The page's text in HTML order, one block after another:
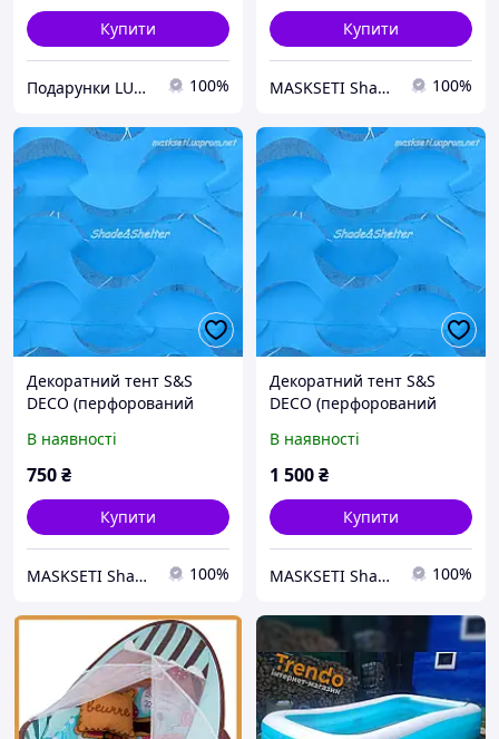
Купити
Подарунки LUX классу 100%
Купити
MASKSETI Shade&Shelter® 100%
Декоратний тент S&S
DECO (перфорований
дитячих ігрових
майданчиків) 3*3м,
В наявності
750₴
Купити
MASKSETI Shade&Shelter® 100%
Декоратний тент S&S
DECO (перфорований
дитячих ігрових
майданчиків) 3*6м,
В наявності
1 500₴
Купити
MASKSETI Shade&Shelter® 100%